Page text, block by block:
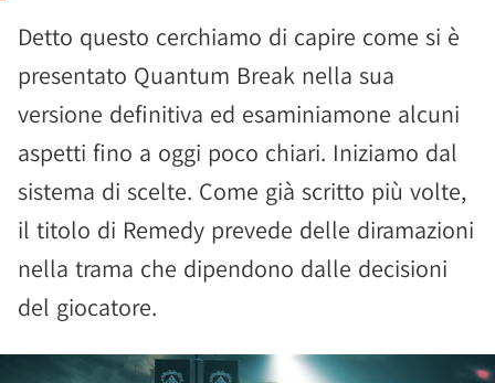
Detto questo cerchiamo di capire come si è
presentato Quantum Break nella sua
versione definitiva ed esaminiamone alcuni
aspetti fino a oggi poco chiari. Iniziamo dal
sistema di scelte. Come già scritto più volte,
il titolo di Remedy prevede delle diramazioni
nella trama che dipendono dalle decisioni
del giocatore.